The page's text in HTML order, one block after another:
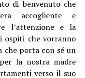
di benvenuto che
accogliente e
l’attenzione e la
che vorranno
che porta con sé un
la nostra madre
verso il suo